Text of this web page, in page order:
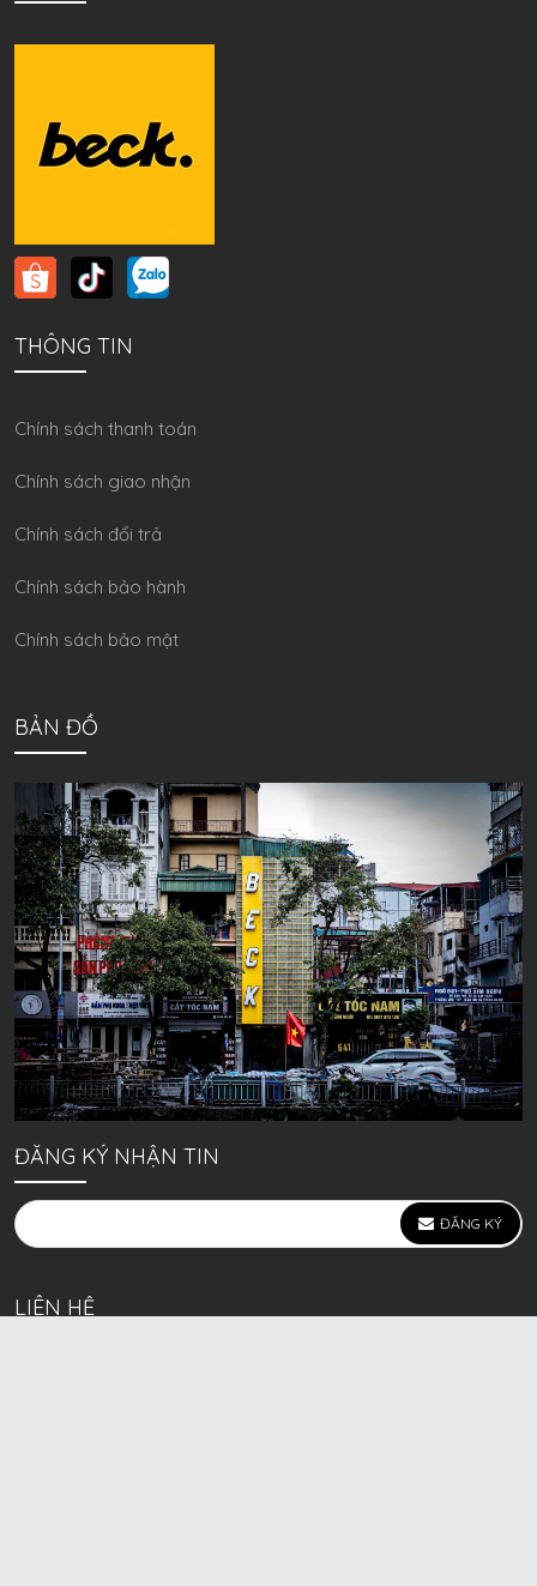
THÔNG TIN
Chính sách thanh toán
Chính sách giao nhận
Chính sách đổi trả
Chính sách bảo hành
Chính sách bảo mật
BẢN ĐỒ
ĐĂNG KÝ NHẬN TIN
ĐĂNG KÝ
LIÊN HỆ